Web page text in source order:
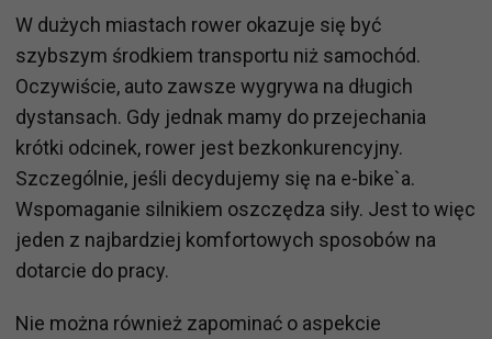
W dużych miastach rower okazuje się być
szybszym środkiem transportu niż samochód.
Oczywiście, auto zawsze wygrywa na długich
dystansach. Gdy jednak mamy do przejechania
krótki odcinek, rower jest bezkonkurencyjny.
Szczególnie, jeśli decydujemy się na e-bike`a.
Wspomaganie silnikiem oszczędza siły. Jest to więc
jeden z najbardziej komfortowych sposobów na
dotarcie do pracy.
Nie można również zapominać o aspekcie